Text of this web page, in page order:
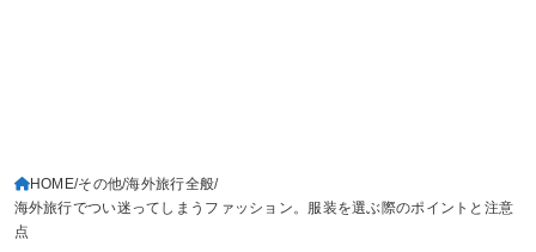
HOME その他 海外旅行全般
海外旅行でつい迷ってしまうファッション。服装を選ぶ際のポイントと注意
点